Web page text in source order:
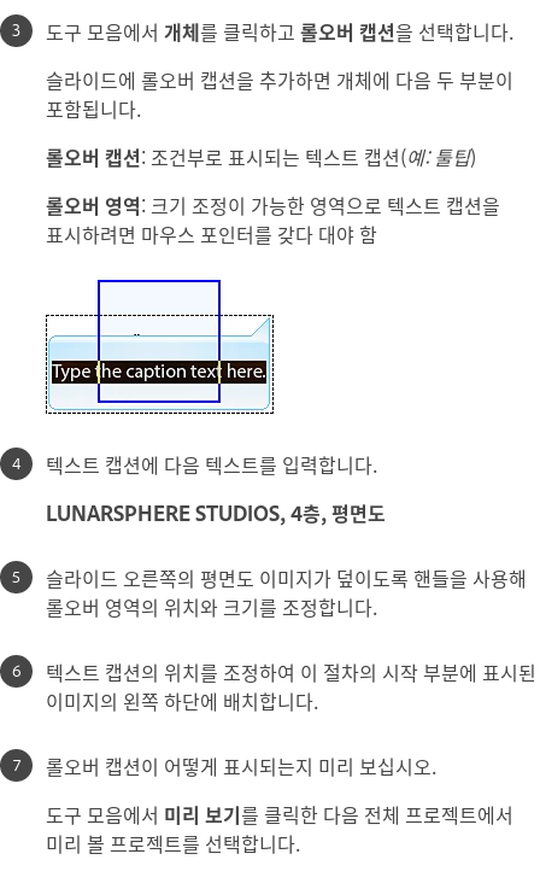
도구 모음에서 개체를 클릭하고 롤오버 캡션을 선택합니다.
슬라이드에 롤오버 캡션을 추가하면 개체에 다음 두 부분이
포함됩니다.
롤오버 캡션: 조건부로 표시되는 텍스트 캡션(예: 툴팁)
롤오버 영역: 크기 조정이 가능한 영역으로 텍스트 캡션을
표시하려면 마우스 포인터를 갖다 대야 함
텍스트 캡션에 다음 텍스트를 입력합니다.
LUNARSPHERE STUDIOS, 4층, 평면도
슬라이드 오른쪽의 평면도 이미지가 덮이도록 핸들을 사용해
롤오버 영역의 위치와 크기를 조정합니다.
텍스트 캡션의 위치를 조정하여 이 절차의 시작 부분에 표시된
이미지의 왼쪽 하단에 배치합니다.
롤오버 캡션이 어떻게 표시되는지 미리 보십시오.
도구 모음에서 미리 보기를 클릭한 다음 전체 프로젝트에서
미리 볼 프로젝트를 선택합니다.